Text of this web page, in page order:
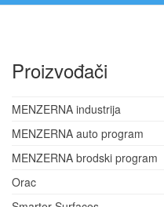
Proizvođači
MENZERNA industrija
MENZERNA auto program
MENZERNA brodski program
Orac